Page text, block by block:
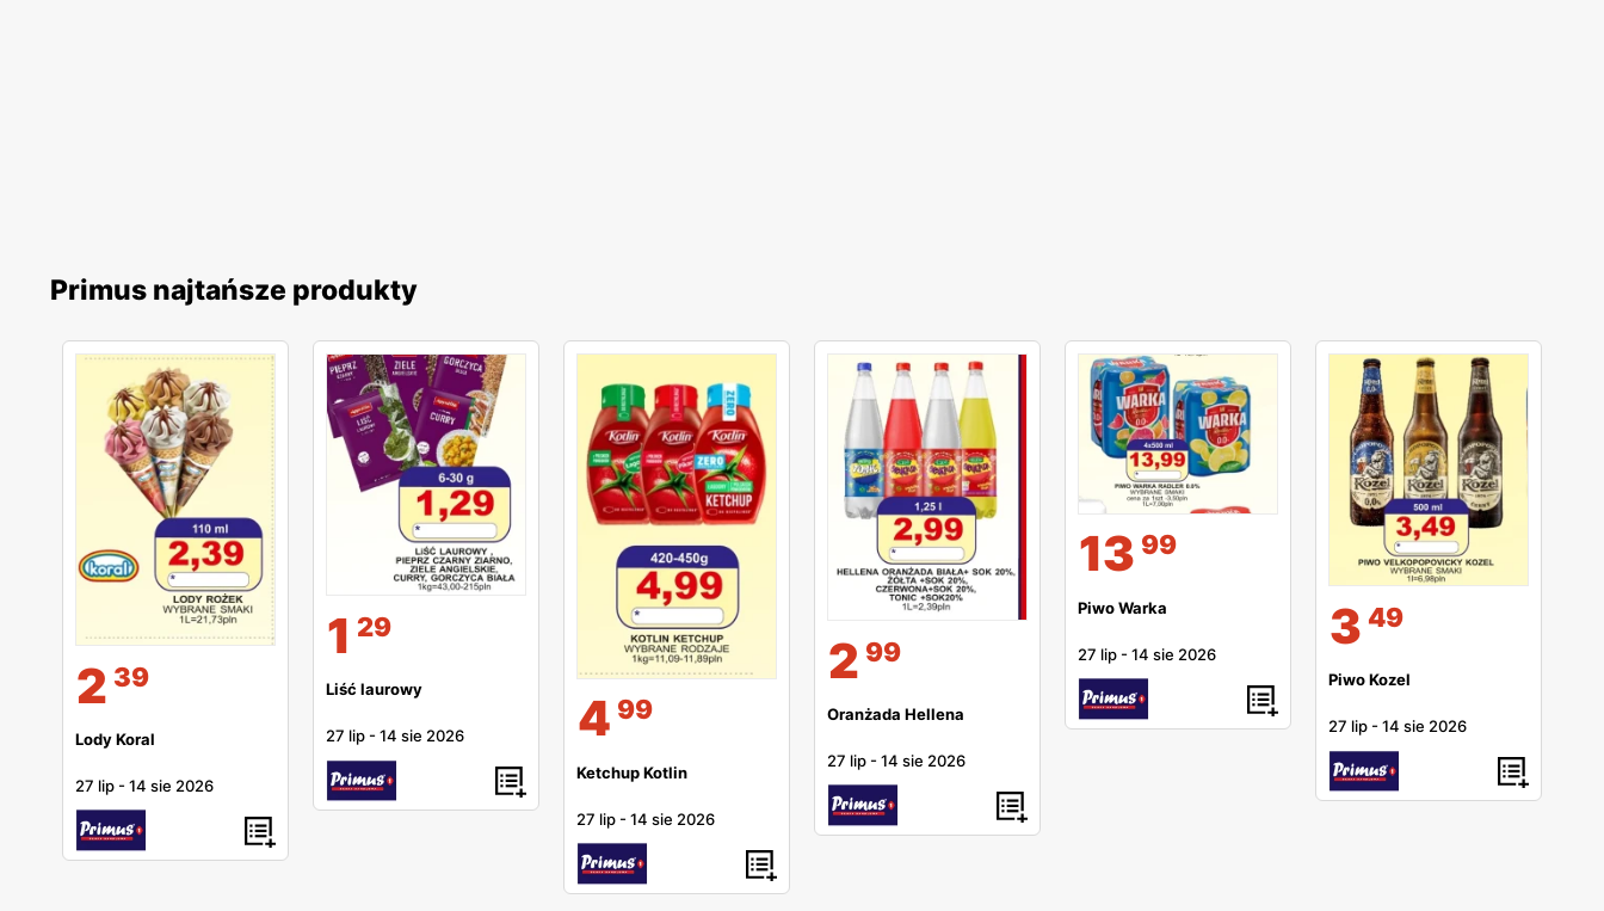
Primus najtańsze produkty
2 39
Lody Koral
27 lip -14 sie 2026
1 29
Liść laurowy
27 lip -14 sie 2026 4 99
Ketchup Kotlin
27 lip -14 sie 2026
2 99
Oranżada Hellena
27 lip -14 sie 2026
13 99
Piwo Warka
27 lip -14 sie 2026 3 49
Piwo Kozel
27 lip -14 sie 2026